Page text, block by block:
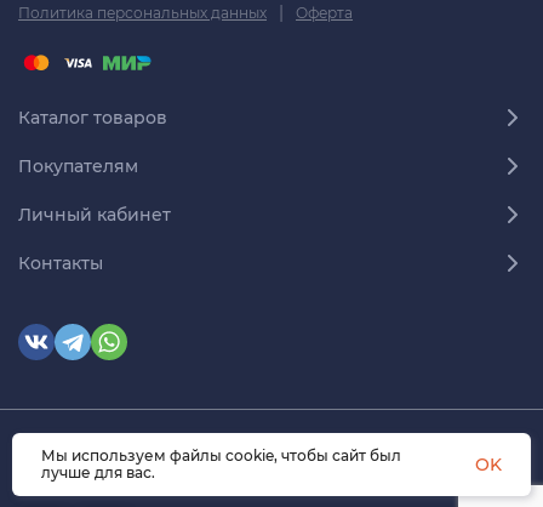
Политика персональных данных | Оферта
Каталог товаров
Покупателям
Личный кабинет
Контакты
© 2026 himmedsnab.ru. Все права защищены
Мы используем файлы cookie, чтобы сайт был
лучше для вас.
OK